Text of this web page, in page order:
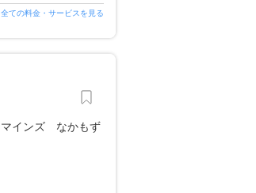
全ての料金・サービスを見る